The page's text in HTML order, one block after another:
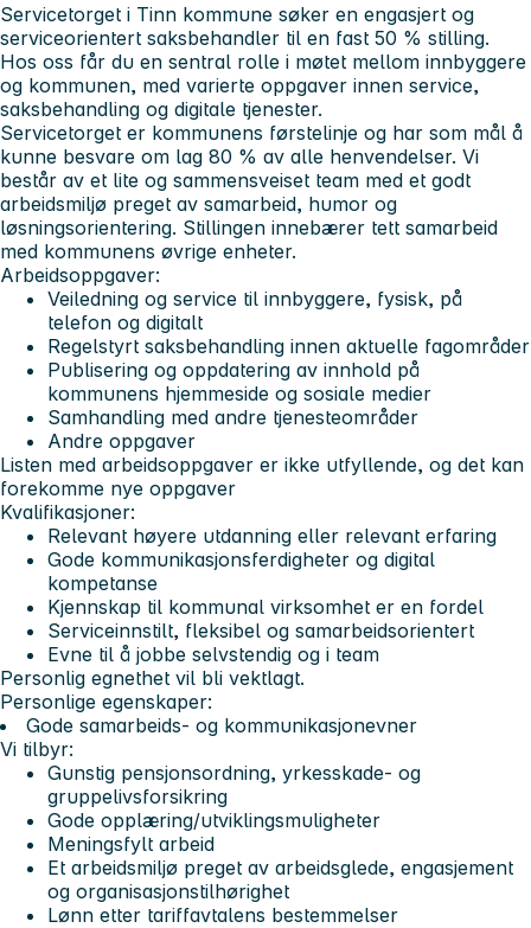
Servicetorget i Tinn kommune søker en engasjert og
serviceorientert saksbehandler til en fast 50 % stilling.
Hos oss får du en sentral rolle i møtet mellom innbyggere
og kommunen, med varierte oppgaver innen service,
saksbehandling og digitale tjenester.
Servicetorget er kommunens førstelinje og har som mål å
kunne besvare om lag 80 % av alle henvendelser. Vi
består av et lite og sammensveiset team med et godt
arbeidsmiljø preget av samarbeid, humor og
løsningsorientering. Stillingen innebærer tett samarbeid
med kommunens øvrige enheter.
Arbeidsoppgaver:
Veiledning og service til innbyggere, fysisk, på
telefon og digitalt
Regelstyrt saksbehandling innen aktuelle fagområder
Publisering og oppdatering av innhold på
kommunens hjemmeside og sosiale medier
Samhandling med andre tjenesteområder
Andre oppgaver
Listen med arbeidsoppgaver er ikke utfyllende, og det kan
forekomme nye oppgaver
Kvalifikasjoner:
Relevant høyere utdanning eller relevant erfaring
Gode kommunikasjonsferdigheter og digital
kompetanse
Kjennskap til kommunal virksomhet er en fordel
Serviceinnstilt, fleksibel og samarbeidsorientert
Evne til å jobbe selvstendig og i team
Personlig egnethet vil bli vektlagt.
Personlige egenskaper:
Gode samarbeids- og kommunikasjonevner
Vi tilbyr:
Gunstig pensjonsordning, yrkesskade- og
gruppelivsforsikring
Gode opplæring/utviklingsmuligheter
Meningsfylt arbeid
Et arbeidsmiljø preget av arbeidsglede, engasjement
og organisasjonstilhørighet
Lønn etter tariffavtalens bestemmelser